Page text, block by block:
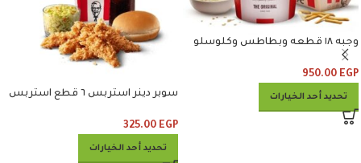
وجبه ١٨ قطعه وبطاطس وكلوسلو
وبيبسي
950.00 EGP
تحديد أحد الخيارات
سوبر دينر استربس ٦ قطع استربس
325.00 EGP
تحديد أحد الخيارات